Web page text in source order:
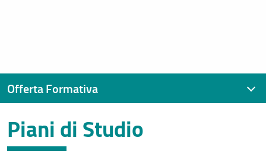
Piani di Studio
Offerta Formativa
Tutti i corsi di laurea
Corsi di Laurea Triennali (DM 270/04)